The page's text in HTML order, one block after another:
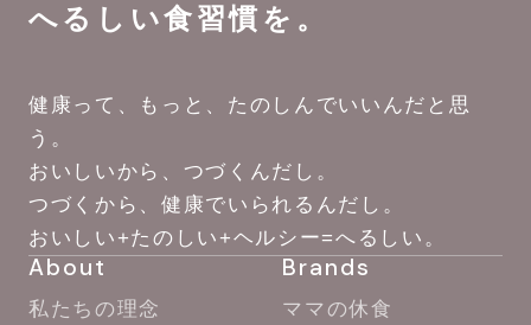
へるしい食習慣を。
健康って、もっと、たのしんでいいんだと思
う。
おいしいから、つづくんだし。
つづくから、健康でいられるんだし。
おいしい+たのしい+ヘルシー=へるしい。
About
私たちの理念
Brands
ママの休食